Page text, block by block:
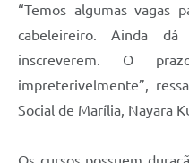
“Temos algumas vagas
cabeleireiro. Ainda
inscreverem. O
impreterivelmente”,
Social de Marília, Nayara